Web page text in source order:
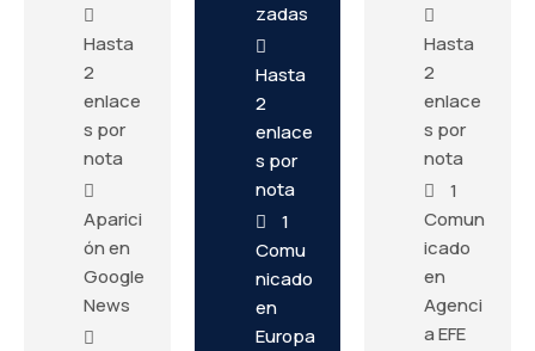
Hasta
2
enlace
s por
nota
Aparici
ón en
Google
News
zadas
Hasta
2
enlace
s por
nota
1
Comu
nicado
en
Europa
Hasta
2
enlace
s por
nota
1
Comun
icado
en
Agenci
a EFE